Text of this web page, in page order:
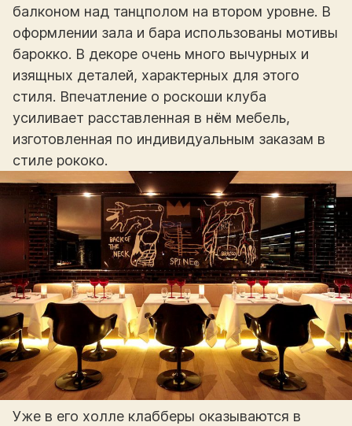
балконом над танцполом на втором уровне. В
оформлении зала и бара использованы мотивы
барокко. В декоре очень много вычурных и
изящных деталей, характерных для этого
стиля. Впечатление о роскоши клуба
усиливает расставленная в нём мебель,
изготовленная по индивидуальным заказам в
стиле рококо.
Уже в его холле клабберы оказываются в